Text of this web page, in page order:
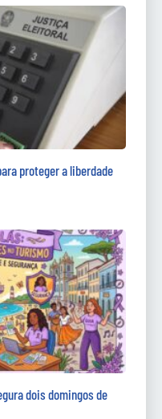
proteger a liberdade
dois domingos de